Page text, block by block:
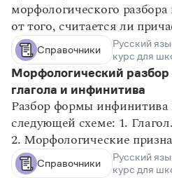
подлежащим.
Односоставное
главного члена в нем
Определенно-личные,
предложения,
Безличные предложения
Назывные предложения
Простое предложение.
предложения
Классификация простых
морфологического
от того, считается ли
или самостоятельной частью
причастие как форму
имеющие отношение
признаки описать как
образом, в непостоянных
указаны следующие: в
настоящего / прошедшего
действительного /
Справочники
Русский
курс для
Морфологический
глагола и инфинитива
Разбор формы инфинитива
следующей схеме: 1. Глагол. Начальная форма.
2. Морфологические признаки: а)
— переходность, —
— спряжение, б) непостоянные: — в форме
Справочники
Русский
курс для